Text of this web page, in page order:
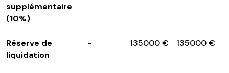
supplémentaire
(10%)
Réserve de
liquidation
- 135000 € 135000 €